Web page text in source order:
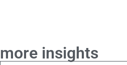
more insights